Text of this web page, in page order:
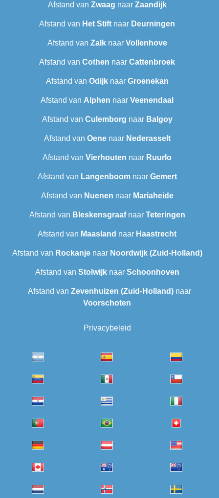
Afstand van Zwaag naar Zaandijk
Afstand van Het Stift naar Deurningen
Afstand van Zalknaar Vollenhove
Afstand van Cothen naar Cattenbroek
Afstand van Odijknaar Groenekan
Afstand van Alphen naar Veenendaal
Afstand van Culemborg naar Balgoy
Afstand van Oenenaar Nederasselt
Afstand van Vierhouten naar Ruurlo
Afstand van Langenboomnaar Gemert
Afstand van Nuenen naar Mariaheide
Afstand van Bleskensgraafnaar Teteringen
Afstand van Maasland naar Haastrecht
Afstand van Rockanjenaar Noordwijk (Zuid-Holland)
Afstand van Stolwijknaar Schoonhoven
Afstand van Zevenhuizen (Zuid-Holland) naar
Voorschoten
Privacybeleid